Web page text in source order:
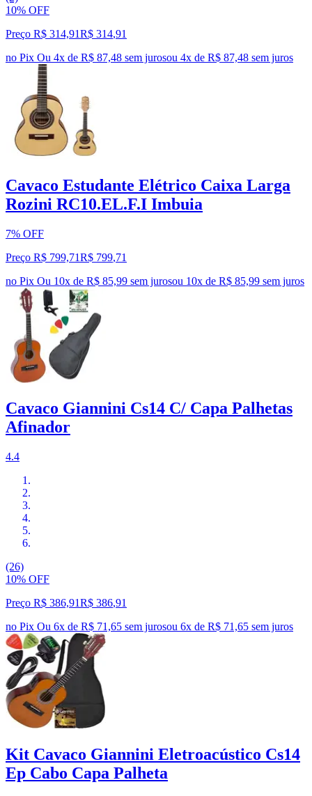
10% OFF
Preço R$ 314,91R$ 314,91
no Pix Ou 4x de R$ 87,48 sem jurosou 4x de R$ 87,48 sem juros
Cavaco Estudante Elétrico Caixa Larga
Rozini RC10.EL.F.I Imbuia
7% OFF
Preço R$ 799,71R$ 799,71
no Pix Ou 10x de R$ 85,99 sem jurosou 10x de R$ 85,99 sem juros
Cavaco Giannini Cs14 C/ Capa Palhetas
Afinador
4.4
(26)
10% OFF
Preço R$ 386,91R$ 386,91
no Pix Ou 6x de R$ 71,65 sem jurosou 6x de R$ 71,65 sem juros
Kit Cavaco Giannini Eletroacústico Cs14
Ep Cabo Capa Palheta